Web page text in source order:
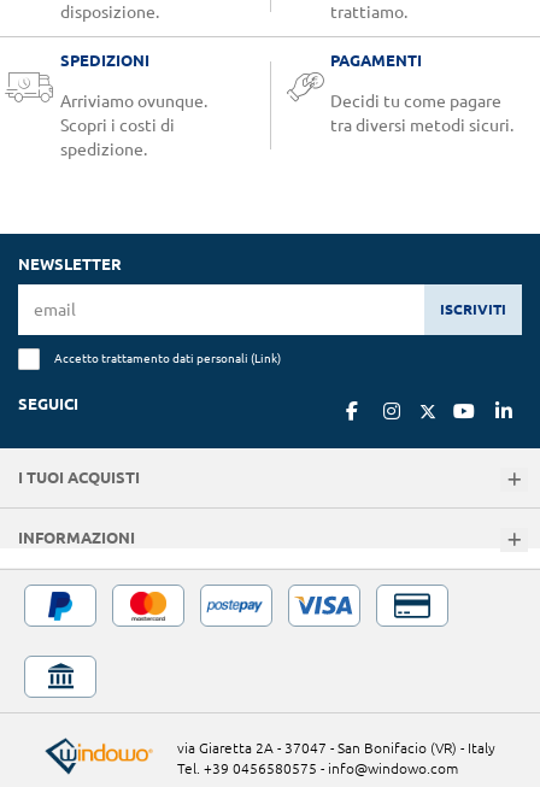
disposizione.
trattiamo.
SPEDIZIONI
Arriviamo ovunque.
Scopri i costi di
spedizione.
PAGAMENTI
Decidi tu come pagare
tra diversi metodi sicuri.
NEWSLETTER
ISCRIVITI
Accetto trattamento dati personali (Link)
SEGUICI
I TUOI ACQUISTI
INFORMAZIONI
via Giaretta 2A - 37047 - San Bonifacio (VR) - Italy
Tel. +39 0456580575 - info@windowo.com